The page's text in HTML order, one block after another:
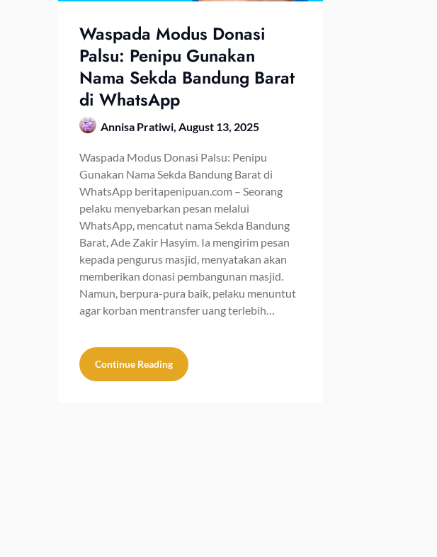
Waspada Modus Donasi
Palsu: Penipu Gunakan
Nama Sekda Bandung Barat
di WhatsApp
Annisa Pratiwi, August 13, 2025
Waspada Modus Donasi Palsu: Penipu
Gunakan Nama Sekda Bandung Barat di
WhatsApp beritapenipuan.com – Seorang
pelaku menyebarkan pesan melalui
WhatsApp, mencatut nama Sekda Bandung
Barat, Ade Zakir Hasyim. Ia mengirim pesan
kepada pengurus masjid, menyatakan akan
memberikan donasi pembangunan masjid.
Namun, berpura-pura baik, pelaku menuntut
agar korban mentransfer uang terlebih…
Continue Reading